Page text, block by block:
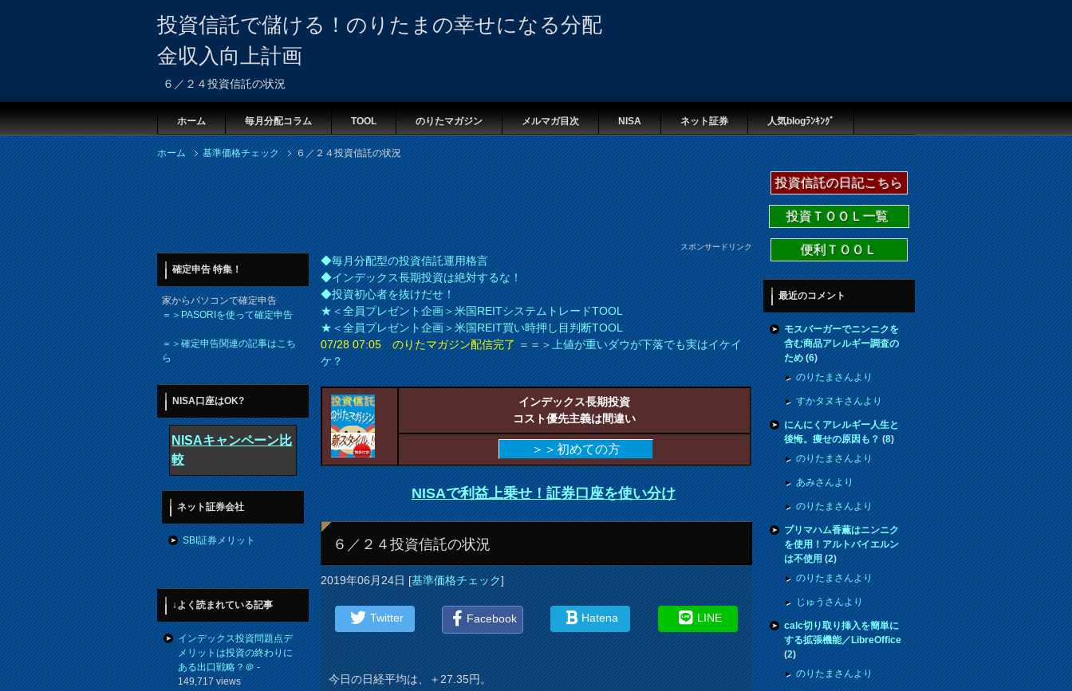
投資信託で儲ける！のりたまの幸せになる分配
金収入向上計画
６／２４投資信託の状況
ホーム 毎月分配コラム TOOL のりたマガジン メルマガ目次 NISA ネット証券 人気blogﾗﾝｷﾝｸﾞ
ホーム 基準価格チェック ６／２４投資信託の状況
スポンサードリンク
◆毎月分配型の投資信託運用格言
◆インデックス長期投資は絶対するな！
◆投資初心者を抜けだせ！
★＜全員プレゼント企画＞米国REITシステムトレードTOOL
★＜全員プレゼント企画＞米国REIT買い時押し目判断TOOL
07/28 07:05 のりたマガジン配信完了＝＝＞上値が重いダウが下落でも実はイケイ
ケ？
インデックス長期投資
コスト優先主義は間違い
＞＞初めての方
NISAで利益上乗せ！証券口座を使い分け
６／２４投資信託の状況
2019年06月24日[基準価格チェック]
Twitter Facebook Hatena LINE
今日の日経平均は、＋27.35円。
確定申告 特集！
家からパソコンで確定申告
＝＞PASORIを使って確定申告
＝＞確定申告関連の記事はこち
ら
NISA口座はOK?
NISAキャンペーン比
較
ネット証券会社
SBI証券メリット
↓よく読まれている記事
インデックス投資問題点デ
メリットは投資の終わりに
ある出口戦略？＠-
149,717 views
投資信託の日記こちら
投資ＴＯＯＬ一覧
便利ＴＯＯＬ
最近のコメント
モスバーガーでニンニクを
含む商品アレルギー調査の
ため(6)
のりたまさんより
すかタヌキさんより
にんにくアレルギー人生と
後悔。痩せの原因も？(8)
のりたまさんより
あみさんより
のりたまさんより
プリマハム香薫はニンニク
を使用！アルトバイエルン
は不使用(2)
のりたまさんより
じゅうさんより
calc切り取り挿入を簡単に
する拡張機能／LibreOffice
(2)
のりたまさんより